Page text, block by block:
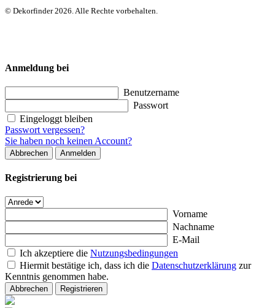
© Dekorfinder 2026. Alle Rechte vorbehalten.
Anmeldung bei
Benutzername
Passwort
Eingeloggt bleiben
Passwort vergessen?
Sie haben noch keinen Account?
Abbrechen Anmelden
Registrierung bei
Vorname
Nachname
E-Mail
Ich akzeptiere die Nutzungsbedingungen
Hiermit bestätige ich, dass ich die Datenschutzerklärung zur
Kenntnis genommen habe.
Abbrechen Registrieren